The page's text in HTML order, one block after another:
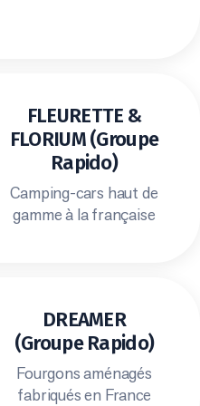
FLEURETTE &
FLORIUM (Groupe
Rapido)
Camping-cars haut de
gamme à la française
DREAMER
(Groupe Rapido)
Fourgons aménagés
fabriqués en France